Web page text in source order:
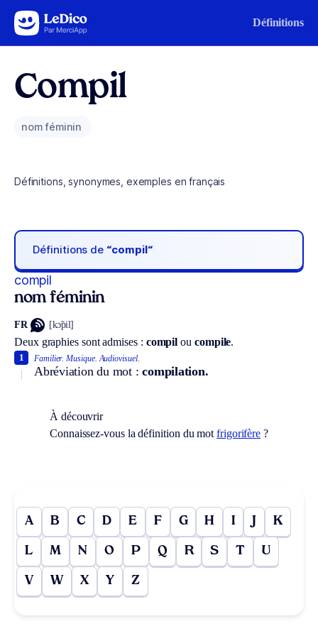
Aller au contenu Définitions
Compil
nom féminin
Définitions, synonymes, exemples en français
Définitions de “compil“
compil
nom féminin
FR [kɔ̃pil]
Deux graphies sont admises : compilou compile.
Familier. Musique. Audiovisuel.
Abréviation du mot :compilation.
1
À découvrir
Connaissez-vous la définition du motfrigorifère ?
A B C D E F G H I J K
L M N O P Q R S T U
V W X Y Z